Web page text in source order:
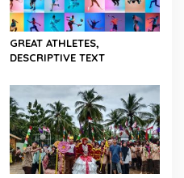
GREAT ATHLETES,
DESCRIPTIVE TEXT